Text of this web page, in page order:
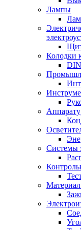
Лампы
Колодки
Системы